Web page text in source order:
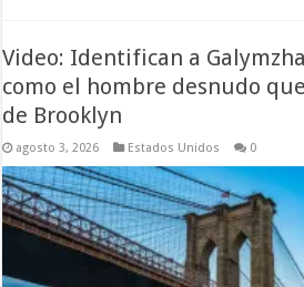
Video: Identifican a
como el hombre desnudo
de Brooklyn
agosto 3, 2026 Estados Unidos 0